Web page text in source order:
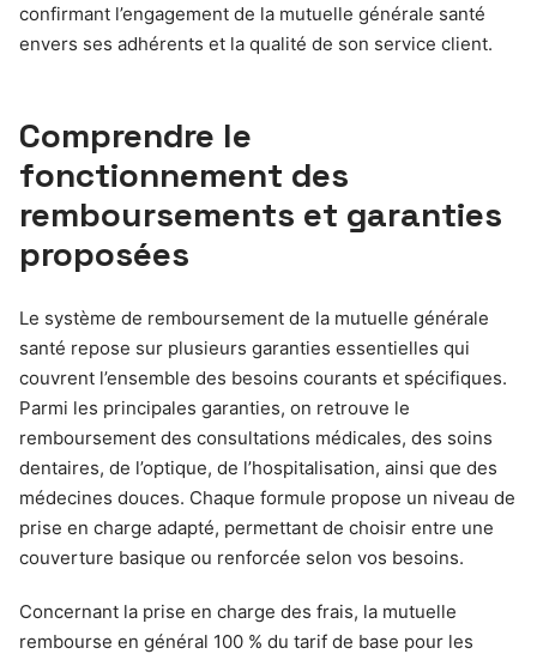
confirmant l’engagement de la mutuelle générale santé
envers ses adhérents et la qualité de son service client.
Comprendre le
fonctionnement des
remboursements et garanties
proposées
Le système de remboursement de la mutuelle générale
santé repose sur plusieurs garanties essentielles qui
couvrent l’ensemble des besoins courants et spécifiques.
Parmi les principales garanties, on retrouve le
remboursement des consultations médicales, des soins
dentaires, de l’optique, de l’hospitalisation, ainsi que des
médecines douces. Chaque formule propose un niveau de
prise en charge adapté, permettant de choisir entre une
couverture basique ou renforcée selon vos besoins.
Concernant la prise en charge des frais, la mutuelle
rembourse en général 100 % du tarif de base pour les